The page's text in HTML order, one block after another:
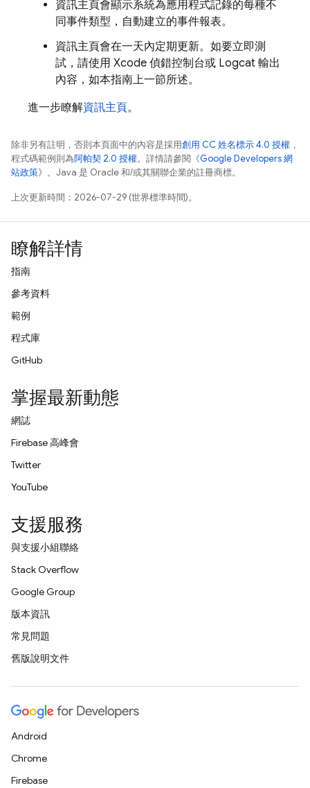
資訊主頁會顯示系統為應用程式記錄的每種不
同事件類型，自動建立的事件報表。
資訊主頁會在一天內定期更新。如要立即測
試，請使用 Xcode 偵錯控制台或 Logcat 輸出
內容，如本指南上一節所述。
進一步瞭解資訊主頁。
除非另有註明，否則本頁面中的內容是採用創用 CC 姓名標示 4.0 授權 ，
程式碼範例則為阿帕契 2.0 授權。詳情請參閱《Google Developers 網
站政策》。Java 是 Oracle 和/或其關聯企業的註冊商標。
上次更新時間：2026-07-29 (世界標準時間)。
瞭解詳情
指南
參考資料
範例
程式庫
GitHub
掌握最新動態
網誌
Firebase 高峰會
Twitter
YouTube
支援服務
與支援小組聯絡
Stack Overflow
Google Group
版本資訊
常見問題
舊版說明文件
Android
Chrome
Firebase